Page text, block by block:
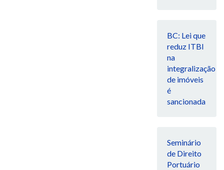
BC: Lei que
reduz ITBI
na
integralização
de imóveis
é
sancionada
Seminário
de Direito
Portuário